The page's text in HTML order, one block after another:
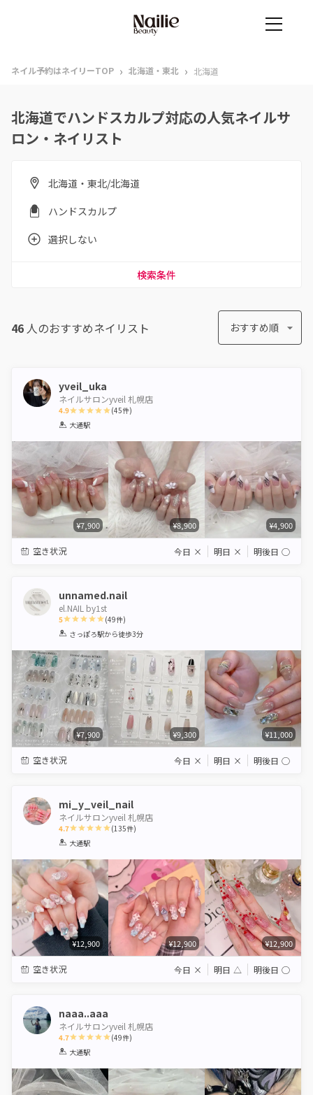
ネイル予約はネイリーTOP › 北海道・東北 › 北海道
北海道でハンドスカルプ対応の人気ネイルサ
ロン・ネイリスト
北海道・東北/北海道
ハンドスカルプ
選択しない
検索条件
46 人のおすすめネイリスト おすすめ順
yveil_uka
ネイルサロンyveil 札幌店
4.9
1 2 3
(45件)
大通駅
¥7,900 ¥8,900 ¥4,900
空き状況 今日 × 明日 × 明後日 ◯
unnamed.nail
el.NAIL by1st
5
1 2 3 4 5
(49件)
さっぽろ駅から徒歩3分
¥7,900 ¥9,300 ¥11,000
空き状況 今日 × 明日 × 明後日 ◯
mi_y_veil_nail
ネイルサロンyveil 札幌店
4.7
1 2 3
(135件)
大通駅
¥12,900 ¥12,900 ¥12,900
空き状況 今日 × 明日 △ 明後日 ◯
naaa..aaa
ネイルサロンyveil 札幌店
4.7
1 2 3
(49件)
大通駅